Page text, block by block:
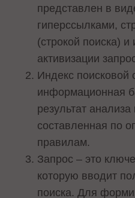
представлен в
гиперссылками,
(строкой поиска) и
активизации
Индекс поисковой
информационная
результат анализа
составленная по
правилам.
Запрос – это
которую вводит
поиска. Для